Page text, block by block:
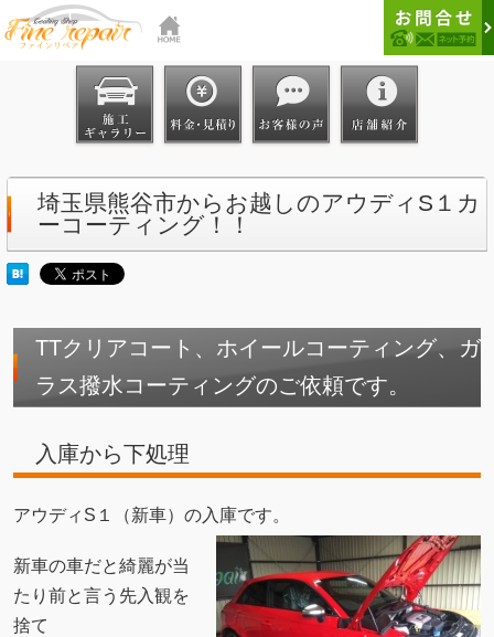
埼玉県熊谷市からお越しのアウディS１カ
ーコーティング！！
TTクリアコート、ホイールコーティング、ガ
ラス撥水コーティングのご依頼です。
入庫から下処理
アウディS１（新車）の入庫です。
新車の車だと綺麗が当
たり前と言う先入観を
捨て